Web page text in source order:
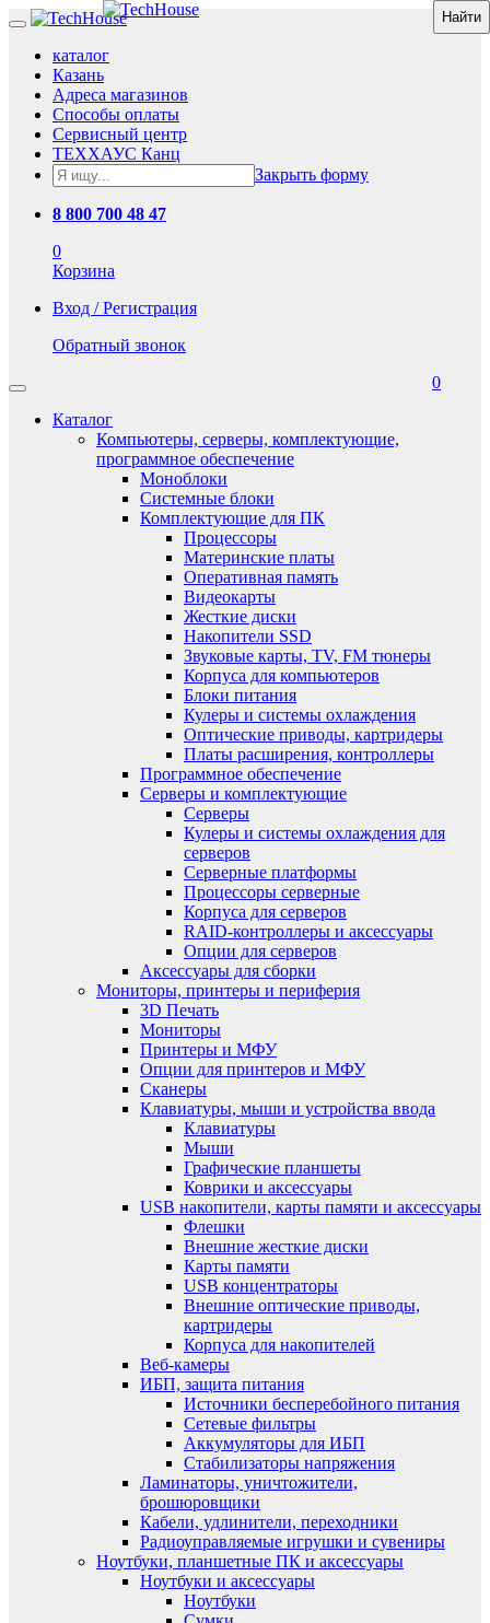
каталог
Казань
Адреса магазинов
Способы оплаты
Сервисный центр
ТЕХХАУС Канц
Закрыть форму
8 800 700 48 47
0
Корзина
Вход / Регистрация
Обратный звонок
0
Каталог
Компьютеры, серверы, комплектующие,
программное обеспечение
Моноблоки
Системные блоки
Комплектующие для ПК
Процессоры
Материнские платы
Оперативная память
Видеокарты
Жесткие диски
Накопители SSD
Звуковые карты, TV, FM тюнеры
Корпуса для компьютеров
Блоки питания
Кулеры и системы охлаждения
Оптические приводы, картридеры
Платы расширения, контроллеры
Программное обеспечение
Серверы и комплектующие
Серверы
Кулеры и системы охлаждения для
серверов
Серверные платформы
Процессоры серверные
Корпуса для серверов
RAID-контроллеры и аксессуары
Опции для серверов
Аксессуары для сборки
Мониторы, принтеры и периферия
3D Печать
Мониторы
Принтеры и МФУ
Опции для принтеров и МФУ
Сканеры
Клавиатуры, мыши и устройства ввода
Клавиатуры
Мыши
Графические планшеты
Коврики и аксессуары
USB накопители, карты памяти и аксессуары
Флешки
Внешние жесткие диски
Карты памяти
USB концентраторы
Внешние оптические приводы,
картридеры
Корпуса для накопителей
Веб-камеры
ИБП, защита питания
Источники бесперебойного питания
Сетевые фильтры
Аккумуляторы для ИБП
Стабилизаторы напряжения
Ламинаторы, уничтожители,
брошюровщики
Кабели, удлинители, переходники
Радиоуправляемые игрушки и сувениры
Ноутбуки, планшетные ПК и аксессуары
Ноутбуки и аксессуары
Ноутбуки